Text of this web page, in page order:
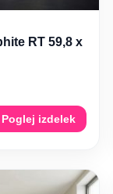
RT 59,8 x
Poglej izdelek